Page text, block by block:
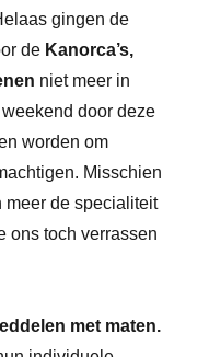
gingen de
de Kanorca’s,
niet meer in
door deze
worden om
Misschien
meer de specialiteit
ons toch verrassen
met maten.